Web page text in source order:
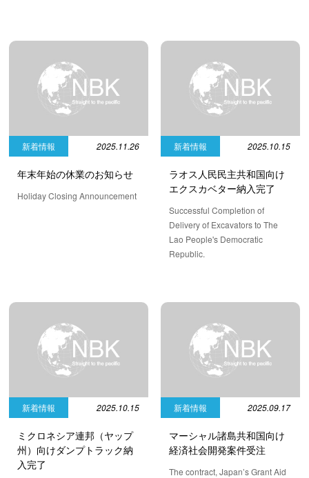
新着情報 2025.11.26
年末年始の休業のお知らせ
Holiday Closing Announcement
新着情報 2025.10.15
ラオス人民民主共和国向け
エクスカベター納入完了
Successful Completion of
Delivery of Excavators to The
Lao People's Democratic
Republic.
新着情報 2025.10.15
ミクロネシア連邦（ヤップ
州）向けダンプトラック納
入完了
新着情報 2025.09.17
マーシャル諸島共和国向け
経済社会開発案件受注
The contract, Japan’s Grant Aid